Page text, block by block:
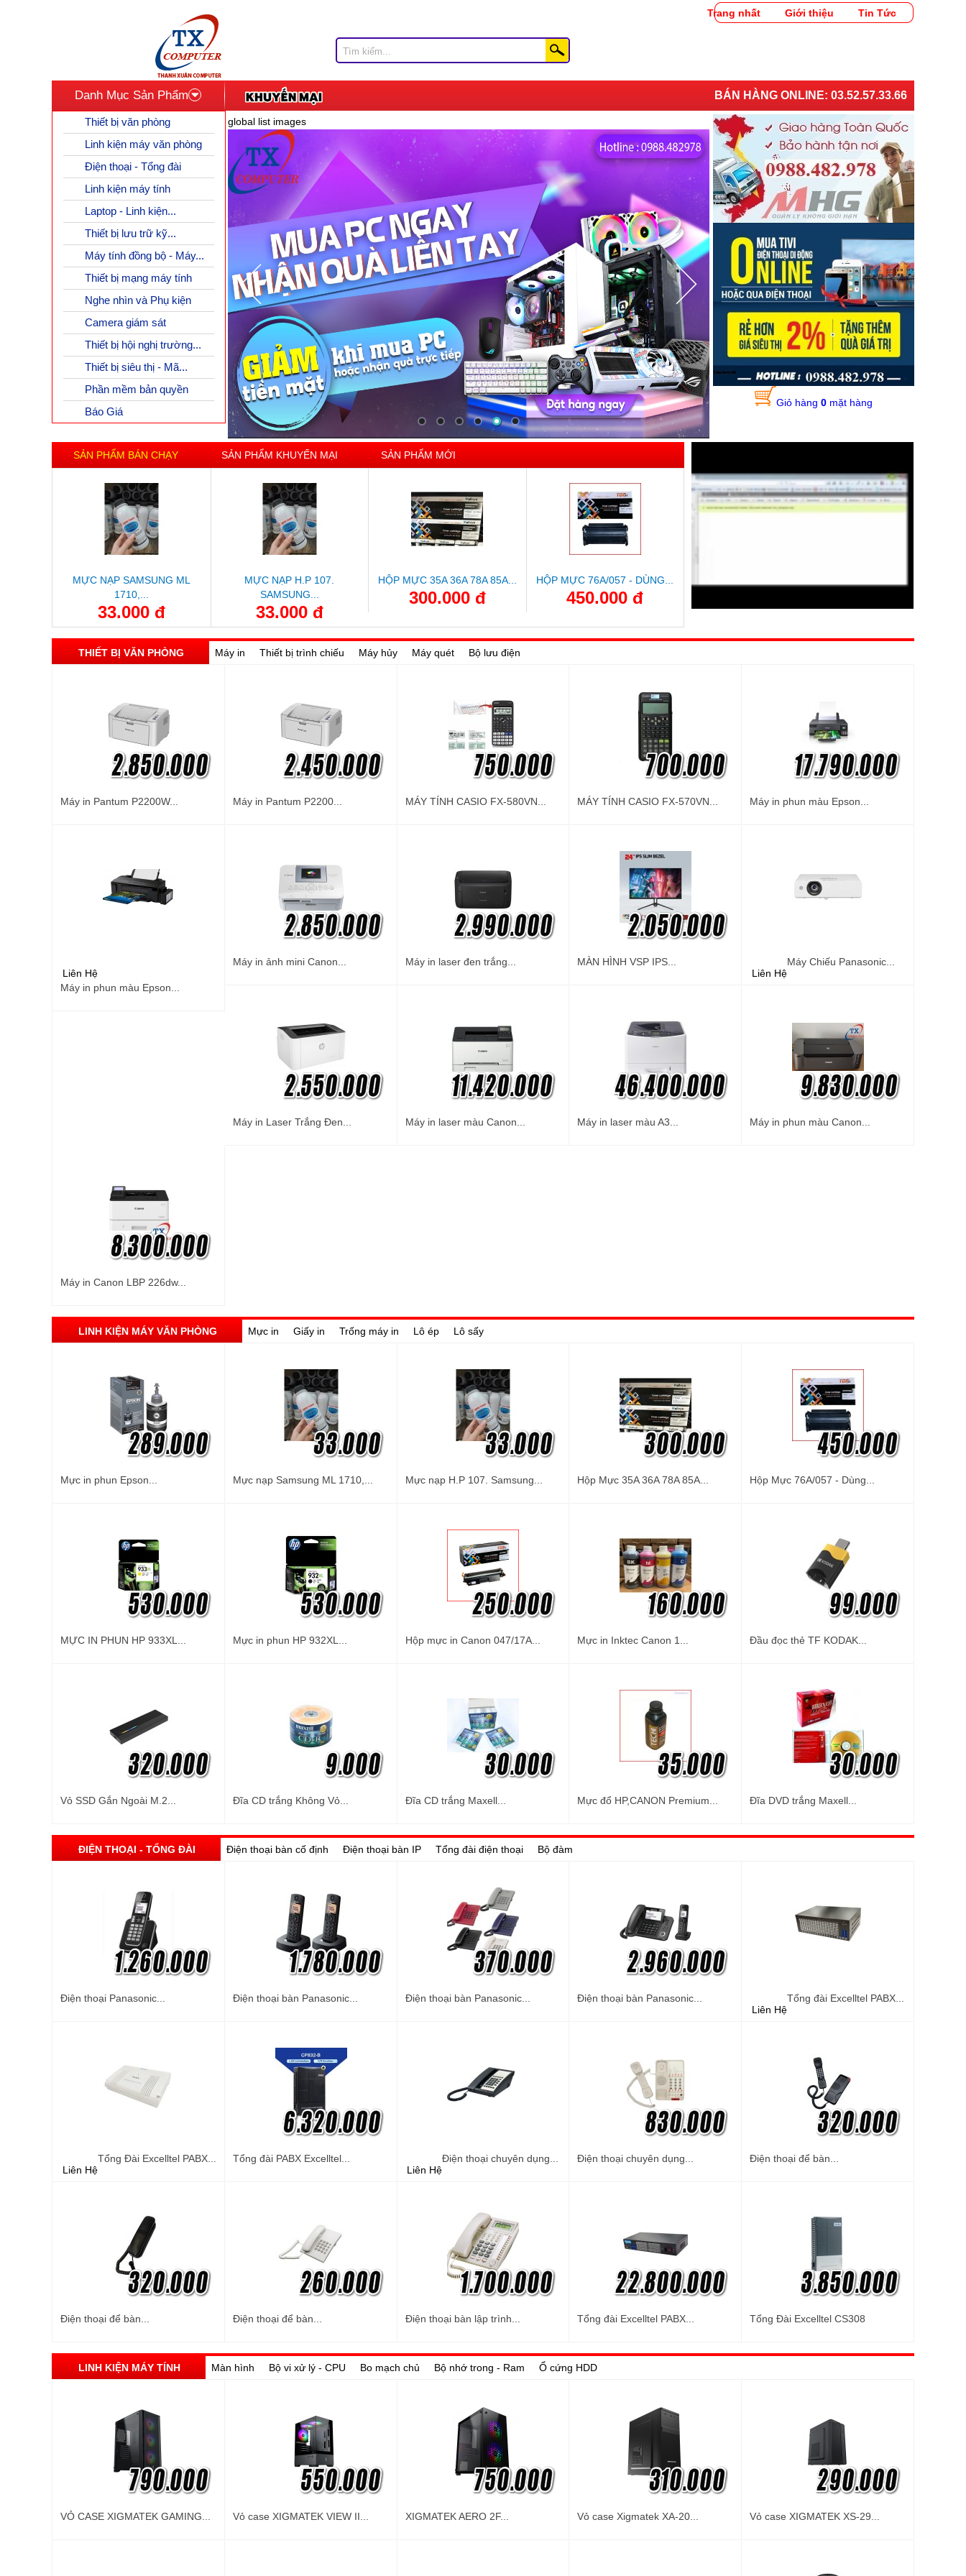
Trang nhất Giới thiệu Tin Tức
Danh Mục Sản Phẩm
Thiết bị văn phòng
Linh kiện máy văn phòng
Điện thoại - Tổng đài
Linh kiện máy tính
Laptop - Linh kiện...
Thiết bị lưu trữ kỹ...
Máy tính đồng bộ - Máy...
Thiết bị mạng máy tính
Nghe nhìn và Phụ kiện
Camera giám sát
Thiết bị hội nghị trường...
Thiết bị siêu thị - Mã...
Phần mềm bản quyền
Báo Giá
BÁN HÀNG ONLINE: 03.52.57.33.66
global list images
Giỏ hàng 0 mặt hàng
SẢN PHẨM BÁN CHẠY SẢN PHẨM KHUYẾN MẠI SẢN PHẨM MỚI
MỰC NẠP SAMSUNG ML
1710,...
33.000 đ
MỰC NẠP H.P 107.
SAMSUNG...
33.000 đ
HỘP MỰC 35A 36A 78A 85A...
300.000 đ
HỘP MỰC 76A/057 - DÙNG...
450.000 đ
THIẾT BỊ VĂN PHÒNG Máy in Thiết bị trình chiếu Máy hủy Máy quét Bộ lưu điện
Máy in Pantum P2200W... Máy in Pantum P2200... MÁY TÍNH CASIO FX-580VN... MÁY TÍNH CASIO FX-570VN... Máy in phun màu Epson...
Liên Hệ
Máy in phun màu Epson...
Máy in ảnh mini Canon... Máy in laser đen trắng...
MÀN HÌNH VSP IPS...
Liên Hệ
Máy Chiếu Panasonic...
Máy in Laser Trắng Đen... Máy in laser màu Canon... Máy in laser màu A3... Máy in phun màu Canon...
Máy in Canon LBP 226dw...
LINH KIỆN MÁY VĂN PHÒNG Mực in Giấy in Trống máy in Lô ép Lô sấy
Mực in phun Epson... Mực nạp Samsung ML 1710,... Mực nạp H.P 107. Samsung... Hộp Mực 35A 36A 78A 85A... Hộp Mực 76A/057 - Dùng...
MỰC IN PHUN HP 933XL... Mực in phun HP 932XL... Hộp mực in Canon 047/17A... Mực in Inktec Canon 1... Đầu đọc thẻ TF KODAK...
Vỏ SSD Gắn Ngoài M.2... Đĩa CD trắng Không Vỏ... Đĩa CD trắng Maxell... Mực đổ HP,CANON Premium... Đĩa DVD trắng Maxell...
ĐIỆN THOẠI - TỔNG ĐÀI Điện thoại bàn cố định Điện thoại bàn IP Tổng đài điện thoại Bộ đàm
Điện thoại Panasonic... Điện thoại bàn Panasonic... Điện thoại bàn Panasonic...
Điện thoại bàn Panasonic...
Liên Hệ
Tổng đài Excelltel PABX...
Liên Hệ
Tổng Đài Excelltel PABX...
Tổng đài PABX Excelltel...
Liên Hệ
Điện thoại chuyên dụng... Điện thoại chuyên dụng... Điện thoại để bàn...
Điện thoại để bàn... Điện thoại để bàn... Điện thoại bàn lập trình... Tổng đài Excelltel PABX... Tổng Đài Excelltel CS308
LINH KIỆN MÁY TÍNH Màn hình Bộ vi xử lý - CPU Bo mạch chủ Bộ nhớ trong - Ram Ổ cứng HDD
VỎ CASE XIGMATEK GAMING... Vỏ case XIGMATEK VIEW II... XIGMATEK AERO 2F... Vỏ case Xigmatek XA-20... Vỏ case XIGMATEK XS-29...